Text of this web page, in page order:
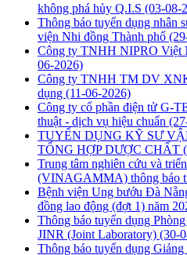
không phá hủy Q.I.S (03-08-
Thông báo tuyển dụng nhân
viện Nhi đồng Thành phố
Công ty TNHH NIPRO Việt
06-2026)
Công ty TNHH TM DV
dụng (11-06-2026)
Công ty cổ phần điện tử G-
thuật - dịch vụ hiệu chuẩn
TUYỂN DỤNG KỸ SƯ
TỔNG HỢP DƯỢC CHẤT
Trung tâm nghiên cứu và
(VINAGAMMA) thông báo
Bệnh viện Ung bướu Đà
đồng lao động (đợt 1) năm
Thông báo tuyển dụng
JINR (Joint Laboratory) (30-
Thông báo tuyển dụng